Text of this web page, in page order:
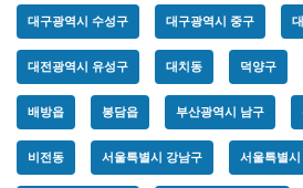
대구광역시 수성구 대구광역시 중구
대전광역시 유성구 대치동 덕양구
배방읍 봉담읍 부산광역시 남구
비전동 서울특별시 강남구 서울특별